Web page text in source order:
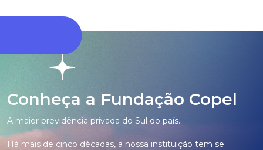
Conheça a Fundação Copel
A maior previdência privada do Sul do país.
Há mais de cinco décadas, a nossa instituição tem se